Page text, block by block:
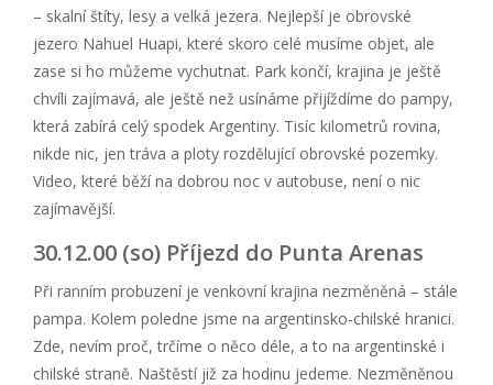
– skalní štíty, lesy a velká jezera. Nejlepší je obrovské
jezero Nahuel Huapi, které skoro celé musíme objet, ale
zase si ho můžeme vychutnat. Park končí, krajina je ještě
chvíli zajímavá, ale ještě než usínáme přijíždíme do pampy,
která zabírá celý spodek Argentiny. Tisíc kilometrů rovina,
nikde nic, jen tráva a ploty rozdělující obrovské pozemky.
Video, které běží na dobrou noc v autobuse, není o nic
zajímavější.
30.12.00 (so) Příjezd do Punta Arenas
Při ranním probuzení je venkovní krajina nezměněná – stále
pampa. Kolem poledne jsme na argentinsko-chilské hranici.
Zde, nevím proč, trčíme o něco déle, a to na argentinské i
chilské straně. Naštěstí již za hodinu jedeme. Nezměněnou